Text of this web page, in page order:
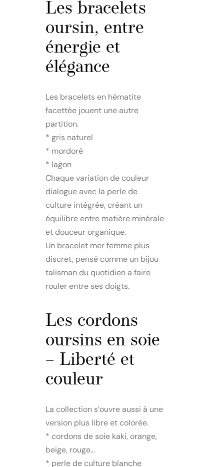
Les bracelets
oursin, entre
énergie et
élégance
Les bracelets en hématite
facettée jouent une autre
partition.
* gris naturel
* mordoré
* lagon
Chaque variation de couleur
dialogue avec la perle de
culture intégrée, créant un
équilibre entre matière minérale
et douceur organique.
Un bracelet mer femme plus
discret, pensé comme un bijou
talisman du quotidien a faire
rouler entre ses doigts.
Les cordons
oursins en soie
– Liberté et
couleur
La collection s’ouvre aussi à une
version plus libre et colorée.
* cordons de soie kaki, orange,
beige, rouge…
* perle de culture blanche